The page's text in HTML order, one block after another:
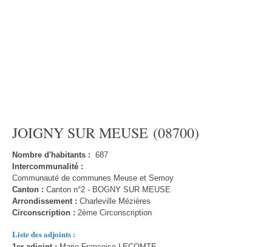
JOIGNY SUR MEUSE (08700)
Nombre d'habitants : 687
Intercommunalité :
Communauté de communes Meuse et Semoy
Canton : Canton n°2 - BOGNY SUR MEUSE
Arrondissement : Charleville Mézières
Circonscription : 2ème Circonscription
Liste des adjoints :